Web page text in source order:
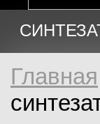
АУДИО
Главная